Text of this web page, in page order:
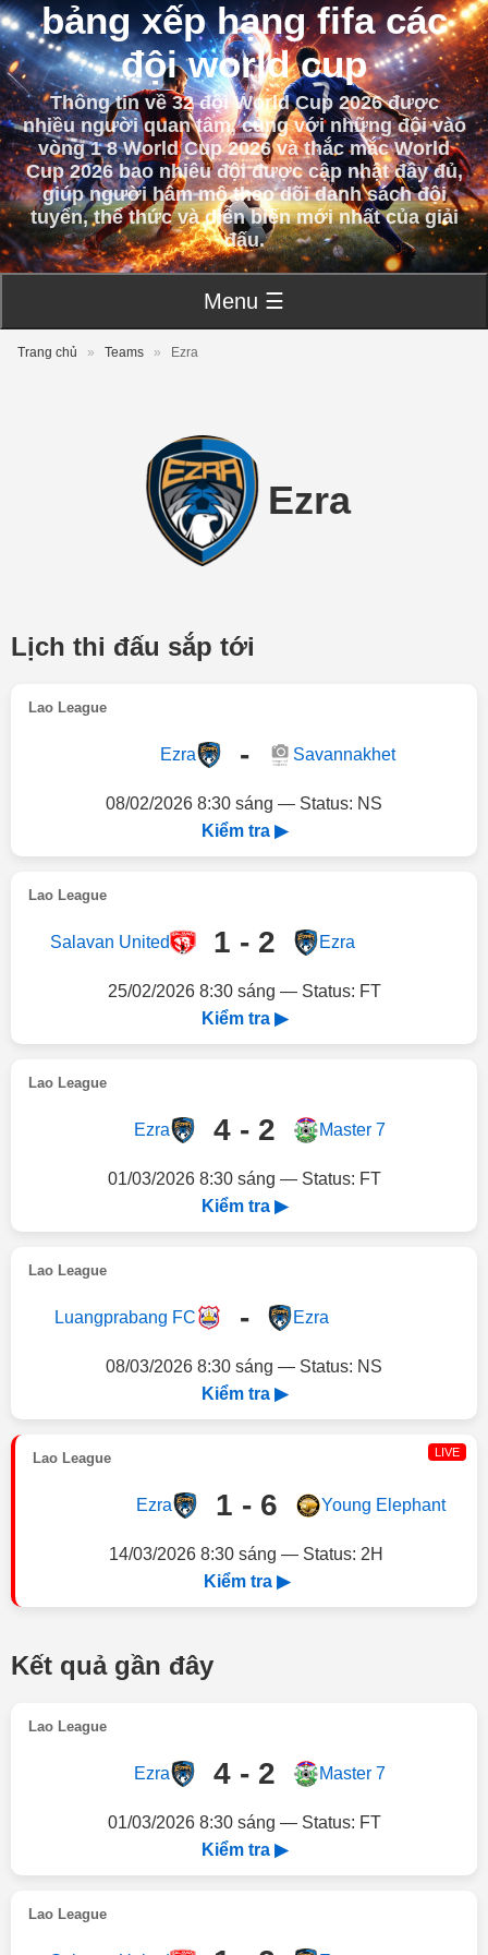
bảng xếp hạng fifa các
đội world cup
Thông tin về 32 đội World Cup 2026 được
nhiều người quan tâm, cùng với những đội vào
vòng 1 8 World Cup 2026 và thắc mắc World
Cup 2026 bao nhiêu đội được cập nhật đầy đủ,
giúp người hâm mộ theo dõi danh sách đội
tuyển, thể thức và diễn biến mới nhất của giải
đấu.
Menu ☰
Trang chủ » Teams » Ezra
Ezra
Lịch thi đấu sắp tới
Lao League
Ezra - Savannakhet
08/02/2026 8:30 sáng — Status: NS
Kiểm tra ▶
Lao League
Salavan United 1 - 2 Ezra
25/02/2026 8:30 sáng — Status: FT
Kiểm tra ▶
Lao League
Ezra 4 - 2 Master 7
01/03/2026 8:30 sáng — Status: FT
Kiểm tra ▶
Lao League
Luangprabang FC - Ezra
08/03/2026 8:30 sáng — Status: NS
Kiểm tra ▶
Lao League LIVE
Ezra 1 - 6 Young Elephant
14/03/2026 8:30 sáng — Status: 2H
Kiểm tra ▶
Kết quả gần đây
Lao League
Ezra 4 - 2 Master 7
01/03/2026 8:30 sáng — Status: FT
Kiểm tra ▶
Lao League